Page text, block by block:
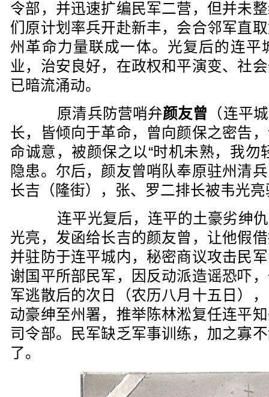
令部，并迅速扩编民军二营，但并未
们原计划率兵开赴新丰，会合邻军直
州革命力量联成一体。光复后的连平
业，治安良好，在政权和平演变、社
已暗流涌动。
原清兵防营哨弁颜友曾 （连平
长，皆倾向于革命，曾向颜保之密告
命诚意，被颜保之以“时机未熟，我勿
隐患。尔后，颜友曾哨队奉原驻州清
长吉（隆街），张、罗二排长被韦光
连平光复后，连平的土豪劣绅仇
光亮，发函给长吉的颜友曾，让他假
并驻防于连平城内，秘密商议攻击民
谢国平所部民军，因反动派造谣恐吓
军逃散后的次日（农历八月十五日）
动豪绅至州署，推举陈林淞复任连平
司令部。民军缺乏军事训练，加之寡
了。